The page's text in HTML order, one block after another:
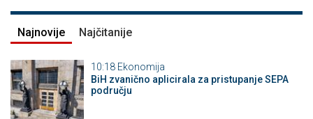
Najnovije Najčitanije
10:18 Ekonomija
BiH zvanično aplicirala za pristupanje SEPA
području